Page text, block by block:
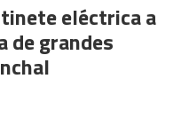
eléctrica a
de grandes